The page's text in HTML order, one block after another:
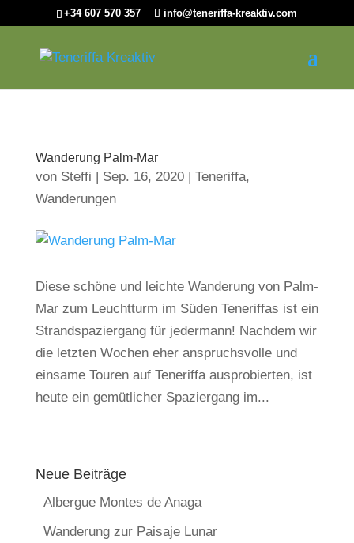
+34 607 570 357 info@teneriffa-kreaktiv.com
Wanderung Palm-Mar
von Steffi | Sep. 16, 2020| Teneriffa,
Wanderungen
Diese schöne und leichte Wanderung von Palm-
Mar zum Leuchtturm im Süden Teneriffas ist ein
Strandspaziergang für jedermann! Nachdem wir
die letzten Wochen eher anspruchsvolle und
einsame Touren auf Teneriffa ausprobierten, ist
heute ein gemütlicher Spaziergang im...
Neue Beiträge
Albergue Montes de Anaga
Wanderung zur Paisaje Lunar